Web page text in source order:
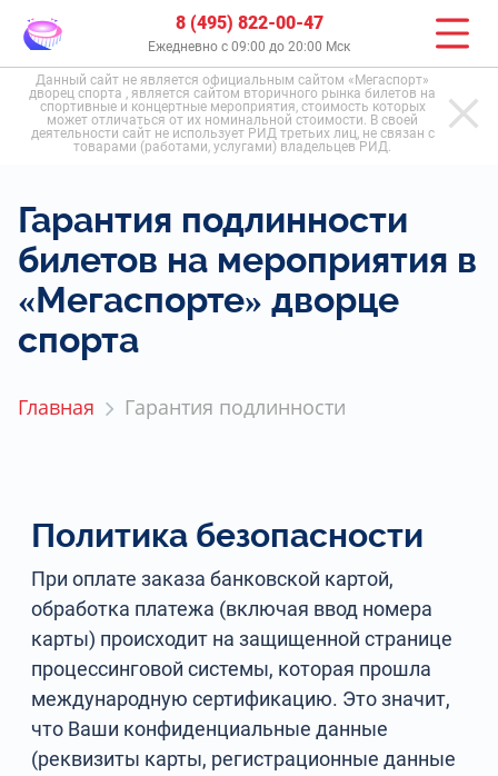
8 (495) 822-00-47
Ежедневно с 09:00 до 20:00 Мск
Данный сайт не является официальным сайтом «Мегаспорт»
дворец спорта , является сайтом вторичного рынка билетов на
спортивные и концертные мероприятия, стоимость которых
может отличаться от их номинальной стоимости. В своей
деятельности сайт не использует РИД третьих лиц, не связан с
товарами (работами, услугами) владельцев РИД.
Гарантия подлинности
билетов на мероприятия в
«Мегаспорте» дворце
спорта
Главная Гарантия подлинности
Политика безопасности
При оплате заказа банковской картой,
обработка платежа (включая ввод номера
карты) происходит на защищенной странице
процессинговой системы, которая прошла
международную сертификацию. Это значит,
что Ваши конфиденциальные данные
(реквизиты карты, регистрационные данные